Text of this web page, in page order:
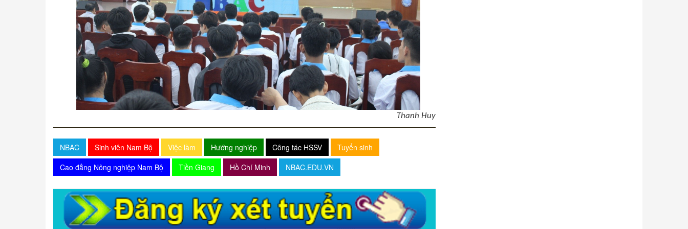
Thanh Huy
NBAC Sinh viên Nam Bộ Việc làm Hướng nghiệp Công tác HSSV
Tuyển sinh
Cao đẳng Nông nghiệp Nam Bộ
Tiền Giang Hồ Chí Minh NBAC.EDU.VN